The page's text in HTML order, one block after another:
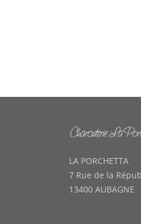
LA PORCHETTA
7 Rue de la
13400 AUBAGNE